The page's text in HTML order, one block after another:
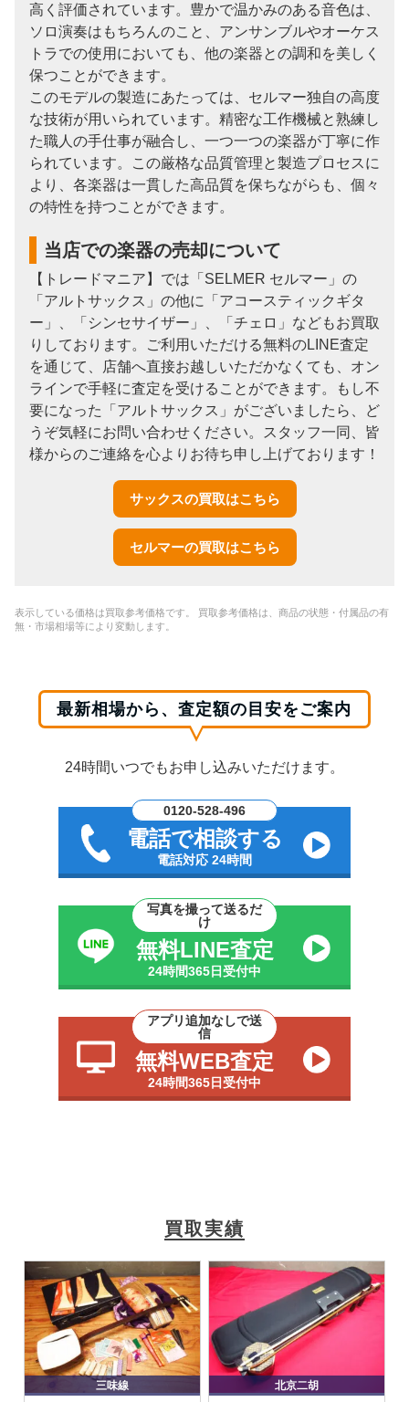
高く評価されています。豊かで温かみのある音色は、
ソロ演奏はもちろんのこと、アンサンブルやオーケス
トラでの使用においても、他の楽器との調和を美しく
保つことができます。
このモデルの製造にあたっては、セルマー独自の高度
な技術が用いられています。精密な工作機械と熟練し
た職人の手仕事が融合し、一つ一つの楽器が丁寧に作
られています。この厳格な品質管理と製造プロセスに
より、各楽器は一貫した高品質を保ちながらも、個々
の特性を持つことができます。
当店での楽器の売却について
【トレードマニア】では「SELMER セルマー」の
「アルトサックス」の他に「アコースティックギタ
ー」、「シンセサイザー」、「チェロ」などもお買取
りしております。ご利用いただける無料のLINE査定
を通じて、店舗へ直接お越しいただかなくても、オン
ラインで手軽に査定を受けることができます。もし不
要になった「アルトサックス」がございましたら、ど
うぞ気軽にお問い合わせください。スタッフ一同、皆
様からのご連絡を心よりお待ち申し上げております！
サックスの買取はこちら
セルマーの買取はこちら
表示している価格は買取参考価格です。 買取参考価格は、商品の状態・付属品の有
無・市場相場等により変動します。
最新相場から、査定額の目安をご案内
24時間いつでもお申し込みいただけます。
0120-528-496
電話で相談する
電話対応 24時間
写真を撮って送るだ
け
無料LINE査定
24時間365日受付中
アプリ追加なしで送
信
無料WEB査定
24時間365日受付中
買取実績
三味線 北京二胡